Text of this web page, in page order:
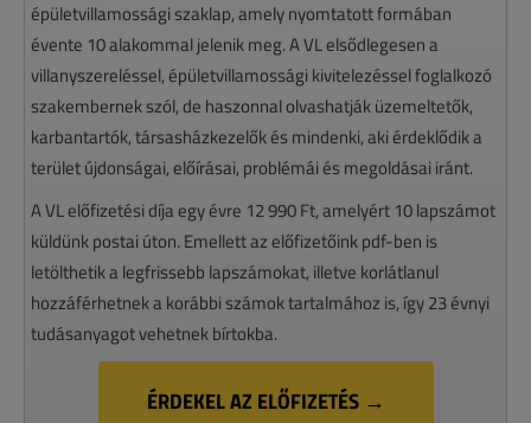
épületvillamossági szaklap, amely nyomtatott formában
évente 10 alakommal jelenik meg. A VL elsődlegesen a
villanyszereléssel, épületvillamossági kivitelezéssel foglalkozó
szakembernek szól, de haszonnal olvashatják üzemeltetők,
karbantartók, társasházkezelők és mindenki, aki érdeklődik a
terület újdonságai, előírásai, problémái és megoldásai iránt.
A VL előfizetési díja egy évre 12 990 Ft, amelyért 10 lapszámot
küldünk postai úton. Emellett az előfizetőink pdf-ben is
letölthetik a legfrissebb lapszámokat, illetve korlátlanul
hozzáférhetnek a korábbi számok tartalmához is, így 23 évnyi
tudásanyagot vehetnek bírtokba.
ÉRDEKEL AZ ELŐFIZETÉS →